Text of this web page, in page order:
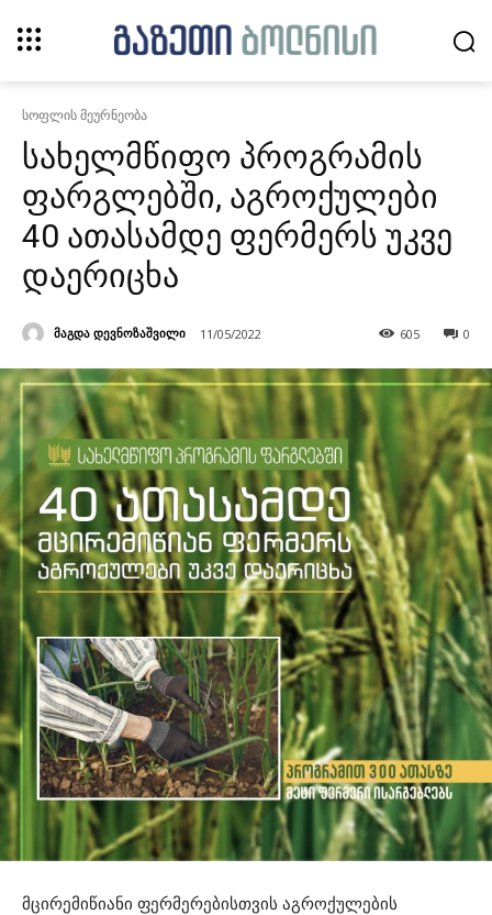
სოფლის მეურნეობა
სახელმწიფო პროგრამის
ფარგლებში, აგროქულები
40 ათასამდე ფერმერს უკვე
დაერიცხა
მაგდა დევნოზაშვილი 11/05/2022 0
605
მცირემიწიანი ფერმერებისთვის აგროქულების